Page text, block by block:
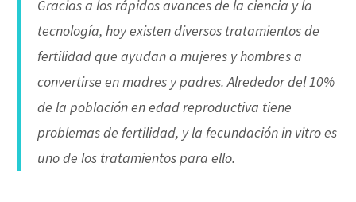
Gracias a los rápidos avances de la ciencia y la
tecnología, hoy existen diversos tratamientos de
fertilidad que ayudan a mujeres y hombres a
convertirse en madres y padres. Alrededor del 10%
de la población en edad reproductiva tiene
problemas de fertilidad, y la fecundación in vitro es
uno de los tratamientos para ello.